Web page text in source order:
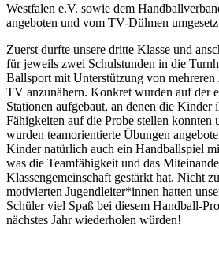
Westfalen e.V. sowie dem
angeboten und vom TV-Dülmen
Zuerst durfte unsere dritte Klasse und
für jeweils zwei Schulstunden in die
Ballsport mit Unterstützung von mehreren
TV anzunähern. Konkret wurden auf der
Stationen aufgebaut, an denen die Kinder
Fähigkeiten auf die Probe stellen konnten
wurden teamorientierte Übungen
Kinder natürlich auch ein Handballspiel
was die Teamfähigkeit und das
Klassengemeinschaft gestärkt hat. Nicht
motivierten Jugendleiter*innen hatten
Schüler viel Spaß bei diesem Handball-
nächstes Jahr wiederholen würden!